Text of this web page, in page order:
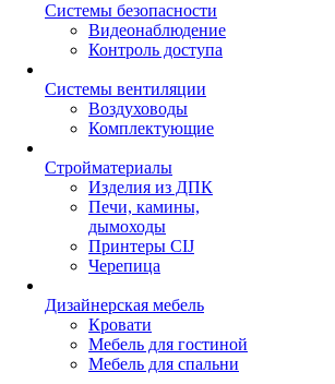
Системы безопасности
Видеонаблюдение
Контроль доступа
Системы вентиляции
Воздуховоды
Комплектующие
Стройматериалы
Изделия из ДПК
Печи, камины,
дымоходы
Принтеры CIJ
Черепица
Дизайнерская мебель
Кровати
Мебель для гостиной
Мебель для спальни